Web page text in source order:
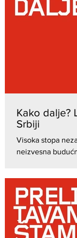
Kako dalje? Lizing radnika u
Srbiji
Visoka stopa
neizvesna